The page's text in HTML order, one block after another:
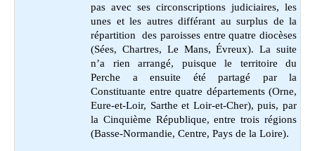
pas avec ses circonscriptions judiciaires, les
unes et les autres différant au surplus de la
répartition des paroisses entre quatre diocèses
(Sées, Chartres, Le Mans, Évreux). La suite
n’a rien arrangé, puisque le territoire du
Perche a ensuite été partagé par la
Constituante entre quatre départements (Orne,
Eure-et-Loir, Sarthe et Loir-et-Cher), puis, par
la Cinquième République, entre trois régions
(Basse-Normandie, Centre, Pays de la Loire).